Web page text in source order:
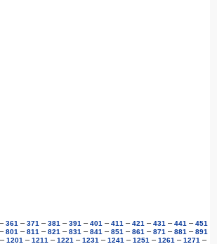
– 361 – 371 – 381 – 391 – 401 – 411 – 421 – 431 – 441 – 451
– 801 – 811 – 821 – 831 – 841 – 851 – 861 – 871 – 881 – 891
– 1201 – 1211 – 1221 – 1231 – 1241 – 1251 – 1261 – 1271 –